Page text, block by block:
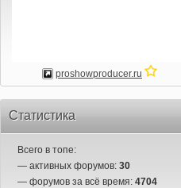
proshowproducer.ru
Статистика
Всего в топе:
— активных форумов: 30
— форумов за всё время: 4704